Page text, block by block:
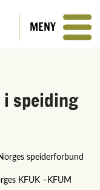
MENY
speiding
speiderforbund
KFUK –KFUM